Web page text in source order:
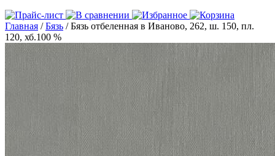
Главная /Бязь / Бязь отбеленная в Иваново, 262, ш. 150, пл.
120, хб.100 %